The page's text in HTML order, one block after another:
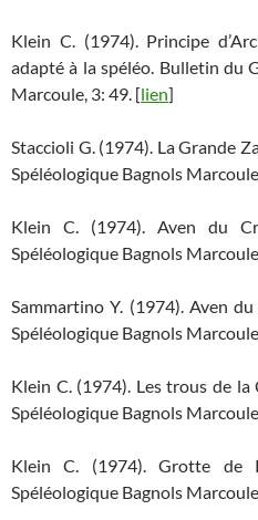
Klein C. (1974). Principe
adapté à la spéléo. Bulletin du
Marcoule, 3: 49. [lien]
Staccioli G. (1974). La Grande
Spéléologique Bagnols
Klein C. (1974). Aven du
Spéléologique Bagnols
Sammartino Y. (1974). Aven
Spéléologique Bagnols
Klein C. (1974). Les trous de
Spéléologique Bagnols
Klein C. (1974). Grotte de
Spéléologique Bagnols